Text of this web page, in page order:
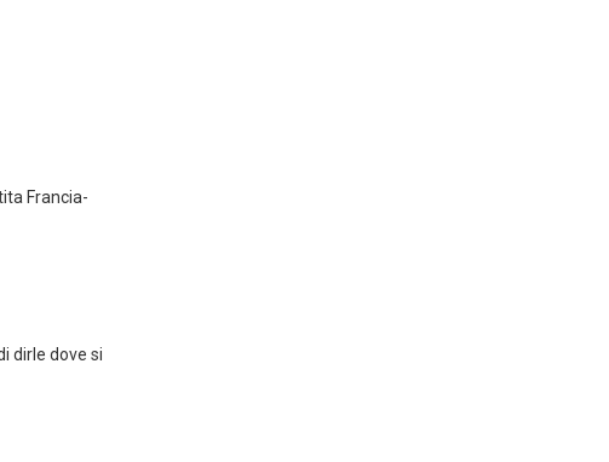
Francia-
dirle dove si